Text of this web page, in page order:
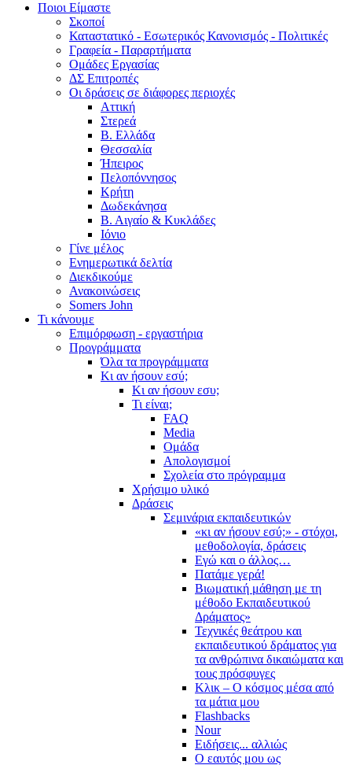
Ποιοι Είμαστε
Σκοποί
Καταστατικό - Εσωτερικός Κανονισμός - Πολιτικές
Γραφεία - Παραρτήματα
Ομάδες Εργασίας
ΔΣ Επιτροπές
Οι δράσεις σε διάφορες περιοχές
Αττική
Στερεά
Β. Ελλάδα
Θεσσαλία
Ήπειρος
Πελοπόννησος
Κρήτη
Δωδεκάνησα
Β. Αιγαίο & Κυκλάδες
Ιόνιο
Γίνε μέλος
Ενημερωτικά δελτία
Διεκδικούμε
Ανακοινώσεις
Somers John
Τι κάνουμε
Επιμόρφωση - εργαστήρια
Προγράμματα
Όλα τα προγράμματα
Κι αν ήσουν εσύ;
Κι αν ήσουν εσυ;
Τι είναι;
FAQ
Media
Ομάδα
Απολογισμοί
Σχολεία στο πρόγραμμα
Χρήσιμο υλικό
Δράσεις
Σεμινάρια εκπαιδευτικών
«κι αν ήσουν εσύ;» - στόχοι,
μεθοδολογία, δράσεις
Εγώ και ο άλλος…
Πατάμε γερά!
Βιωματική μάθηση με τη
μέθοδο Εκπαιδευτικού
Δράματος»
Τεχνικές θεάτρου και
εκπαιδευτικού δράματος για
τα ανθρώπινα δικαιώματα και
τους πρόσφυγες
Κλικ – Ο κόσμος μέσα από
τα μάτια μου
Flashbacks
Nour
Ειδήσεις... αλλιώς
Ο εαυτός μου ως